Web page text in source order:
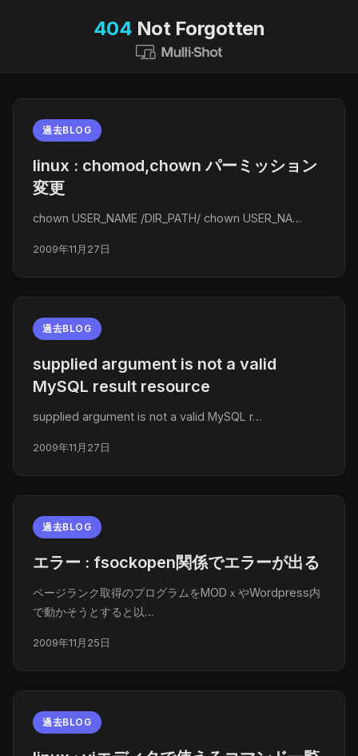
404 Not Forgotten
過去BLOG
linux : chomod,chown パーミッション
変更
chown USER_NAME /DIR_PATH/ chown USER_NA…
2009年11月27日
過去BLOG
supplied argument is not a valid
MySQL result resource
supplied argument is not a valid MySQL r…
2009年11月27日
過去BLOG
エラー : fsockopen関係でエラーが出る
ページランク取得のプログラムをMODｘやWordpress内
で動かそうとすると以…
2009年11月25日
過去BLOG